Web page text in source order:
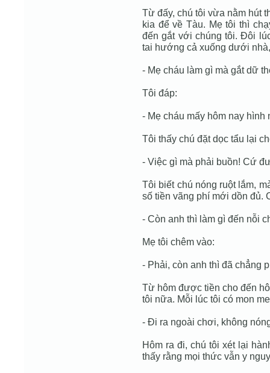
Từ đấy, chú tôi vừa nằm hút
kia để về Tàu. Mẹ tôi thì
đến gắt với chúng tôi. Đôi
tai hướng cả xuống dưới
- Mẹ cháu làm gì mà gắt dữ
Tôi đáp:
- Mẹ cháu mấy hôm nay
Tôi thấy chú đặt dọc tẩu lại
- Việc gì mà phải buồn! Cứ
Tôi biết chú nóng ruột lắm,
số tiền vãng phí mới dồn đủ.
- Còn anh thì làm gì đến nỗi
Mẹ tôi chêm vào:
- Phải, còn anh thì đã chẳng
Từ hôm được tiền cho đến
tôi nữa. Mỗi lúc tôi có mon
- Đi ra ngoài chơi, không
Hôm ra đi, chú tôi xét lại
thấy rằng mọi thức vẫn y